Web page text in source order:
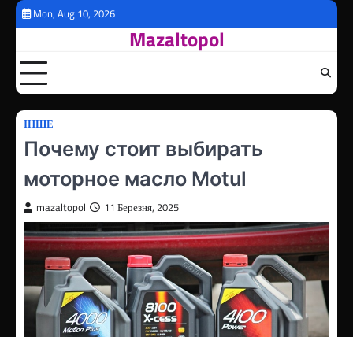
ПерейтиMon, Aug 10, 2026
Mazaltopol
ІНШЕ
Почему стоит выбирать
моторное масло Motul
mazaltopol 11 Березня, 2025